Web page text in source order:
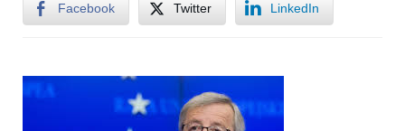
Facebook Twitter LinkedIn